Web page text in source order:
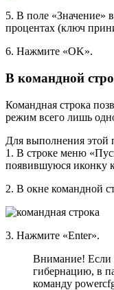
5. В поле «Значение»
процентах (ключ
6. Нажмите «OK».
В командной
Командная строка
режим всего лишь
Для выполнения этой
1. В строке меню
появившуюся иконку
2. В окне командной
3. Нажмите «Enter».
Внимание! Если
гибернацию, в
команду